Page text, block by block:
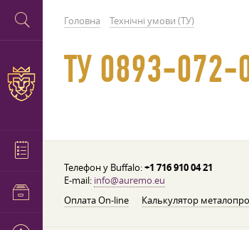
Головна Технічні умови (ТУ)
ТУ 0893-
Телефон у Buffalo:+1 716 910 04 21
E-mail: info@auremo.eu
Оплата On-line
Калькулятор